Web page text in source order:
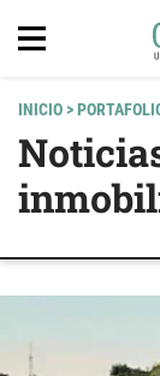
INICIO>